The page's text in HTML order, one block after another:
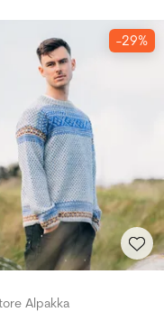
-29%
Alpakka